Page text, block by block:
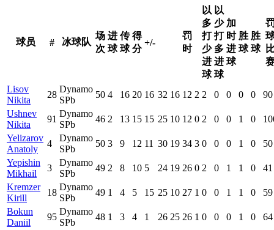
球员 # 冰球队
场
次
进
球
传
球
得
分
+/-
罚
时
以
多
打
少
进
球
以
少
打
多
进
球
加
时
进
球
胜
球
胜
球
Lisov
Nikita
28
Dynamo
SPb
50 4 16 20 16 32 16 12 2 2 0 0 0 0
90
Ushnev
Nikita
91
Dynamo
SPb
46 2 13 15 15 25 10 12 0 2 0 0 1 0
Yelizarov
Anatoly
4
Dynamo
SPb
50 3 9 12 11 30 19 34 3 0 0 0 1 0
50
Yepishin
Mikhail
3
Dynamo
SPb
49 2 8 10 5 24 19 26 0 2 0 1 1 0
41
Kremzer
Kirill
18
Dynamo
SPb
49 1 4 5 15 25 10 27 1 0 0 1 1 0
59
Bokun
Daniil
95
Dynamo
SPb
48 1 3 4 1 26 25 26 1 0 0 0 1 0
64